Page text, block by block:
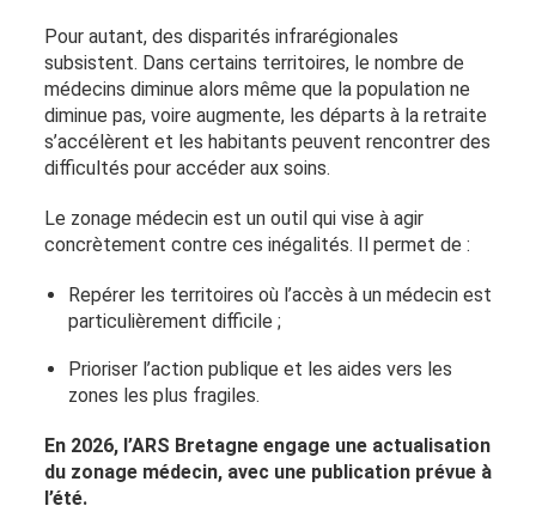
Pour autant, des disparités infrarégionales
subsistent. Dans certains territoires, le nombre de
médecins diminue alors même que la population ne
diminue pas, voire augmente, les départs à la retraite
s’accélèrent et les habitants peuvent rencontrer des
difficultés pour accéder aux soins.
Le zonage médecin est un outil qui vise à agir
concrètement contre ces inégalités. Il permet de :
Repérer les territoires où l’accès à un médecin est
particulièrement difficile ;
Prioriser l’action publique et les aides vers les
zones les plus fragiles.
En 2026, l’ARS Bretagne engage une actualisation
du zonage médecin, avec une publication prévue à
l’été.